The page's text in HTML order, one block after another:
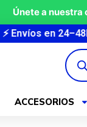
Únete a
24–48h · 🇰🇷
de
ACCESORIOS